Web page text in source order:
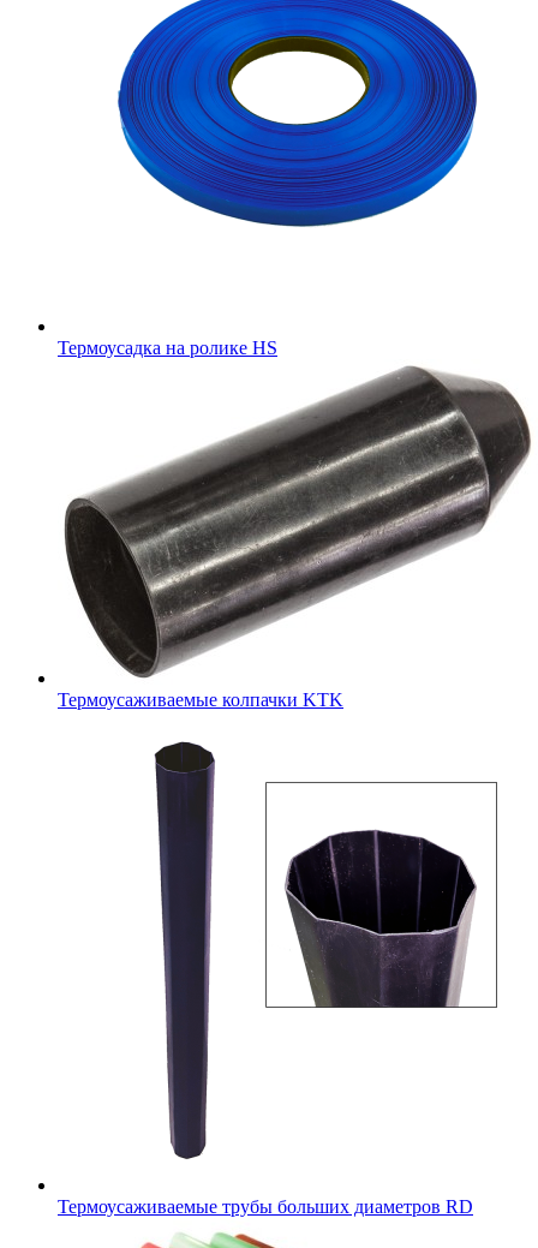
Термоусадка на ролике HS
Термоусаживаемые колпачки KTK
Термоусаживаемые трубы больших диаметров RD